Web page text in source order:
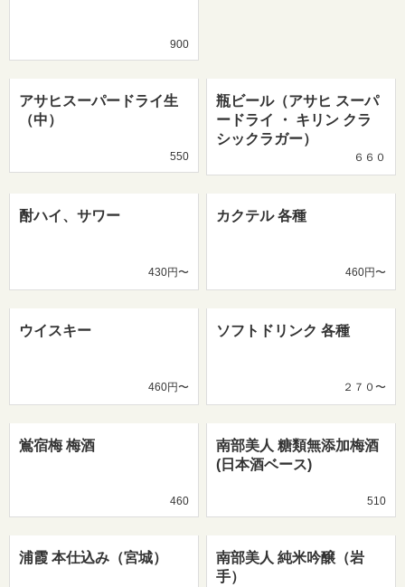
900
アサヒスーパードライ生
（中）
550
瓶ビール（アサヒ スーパ
ードライ ・ キリン クラ
シックラガー）
６６０
酎ハイ、サワー
430円〜
カクテル 各種
460円〜
ウイスキー
460円〜
ソフトドリンク 各種
２７０〜
鴬宿梅 梅酒
460
南部美人 糖類無添加梅酒
(日本酒ベース)
510
浦霞 本仕込み（宮城）
南部美人 純米吟醸（岩
手）